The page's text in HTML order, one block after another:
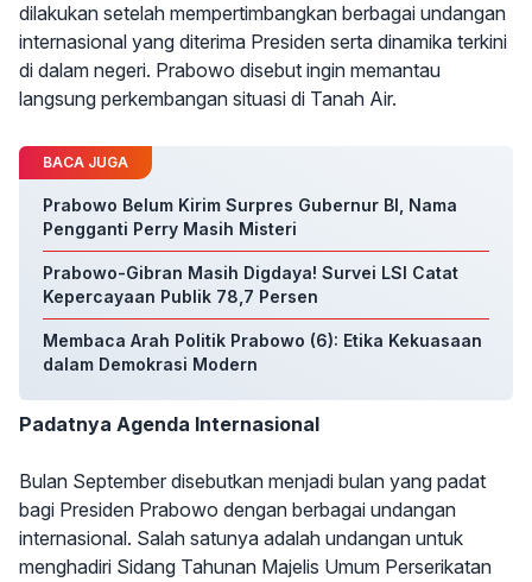
dilakukan setelah mempertimbangkan berbagai undangan
internasional yang diterima Presiden serta dinamika terkini
di dalam negeri. Prabowo disebut ingin memantau
langsung perkembangan situasi di Tanah Air.
BACA JUGA
Prabowo Belum Kirim Surpres Gubernur BI, Nama
Pengganti Perry Masih Misteri
Prabowo-Gibran Masih Digdaya! Survei LSI Catat
Kepercayaan Publik 78,7 Persen
Membaca Arah Politik Prabowo (6): Etika Kekuasaan
dalam Demokrasi Modern
Padatnya Agenda Internasional
Bulan September disebutkan menjadi bulan yang padat
bagi Presiden Prabowo dengan berbagai undangan
internasional. Salah satunya adalah undangan untuk
menghadiri Sidang Tahunan Majelis Umum Perserikatan